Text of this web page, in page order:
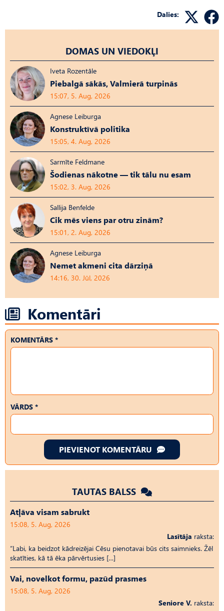
Dalies:
DOMAS UN VIEDOKĻI
Iveta Rozentāle
Piebalgā sākās, Valmierā turpinās
15:07, 5. Aug, 2026
Agnese Leiburga
Konstruktīvā politika
15:05, 4. Aug, 2026
Sarmīte Feldmane
Šodienas nākotne — tik tālu nu esam
15:02, 3. Aug, 2026
Sallija Benfelde
Cik mēs viens par otru zinām?
15:01, 2. Aug, 2026
Agnese Leiburga
Nemet akmeni cita dārziņā
14:16, 30. Jūl, 2026
Komentāri
KOMENTĀRS *
VĀRDS *
PIEVIENOT KOMENTĀRU
TAUTAS BALSS
Atļāva visam sabrukt
15:08, 5. Aug, 2026
Lasītāja raksta:
“Labi, ka beidzot kādreizējai Cēsu pienotavai būs cits saimnieks. Žēl
skatīties, kā tā ēka pārvērtusies […]
Vai, novelkot formu, pazūd prasmes
15:08, 5. Aug, 2026
Seniore V. raksta: